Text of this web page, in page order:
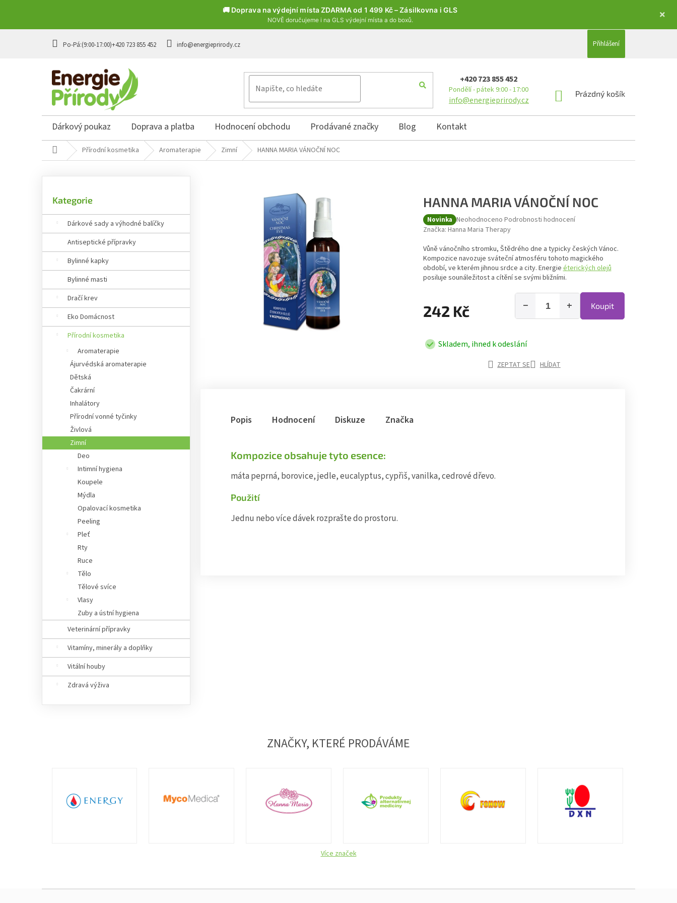
🚚 Doprava na výdejní místa ZDARMA od 1 499 Kč – Zásilkovna i GLS
NOVĚ doručujeme i na GLS výdejní místa a do boxů.
+420 723 855 452 info@energieprirody.cz Přihlášení
+420 723 855 452
Pondělí - pátek 9:00 - 17:00
info@energieprirody.cz
NÁKUPNÍ KOŠÍK
Prázdný košík
Dárkový poukaz Doprava a platba Hodnocení obchodu Prodávané značky Blog Kontakt
Domů Přírodní kosmetika Aromaterapie Zimní HANNA MARIA VÁNOČNÍ NOC
Kategorie
Dárkové sady a výhodné balíčky
Antiseptické přípravky
Bylinné kapky
Bylinné masti
Dračí krev
Eko Domácnost
Přírodní kosmetika
Aromaterapie
Ájurvédská aromaterapie
Dětská
Čakrární
Inhalátory
Přírodní vonné tyčinky
Živlová
Zimní
Deo
Intimní hygiena
Koupele
Mýdla
Opalovací kosmetika
Peeling
Pleť
Rty
Ruce
Tělo
Tělové svíce
Vlasy
Zuby a ústní hygiena
Veterinární přípravky
Vitamíny, minerály a doplňky
Vitální houby
Zdravá výživa
HANNA MARIA VÁNOČNÍ NOC
Novinka Průměrné hodnocení produktu je 0,0 z 5 hvězdiček.
Neohodnoceno Podrobnosti hodnocení
Značka: Hanna Maria Therapy
Vůně vánočního stromku, Štědrého dne a typicky českých Vánoc.
Kompozice navozuje sváteční atmosféru tohoto magického
období, ve kterém jihnou srdce a city. Energieéterických olejů
posiluje sounáležitost a cítění se svými bližními.
242 Kč +
− Koupit
Skladem, ihned k odeslání
ZEPTAT SE HLÍDAT
Popis Hodnocení Diskuze Značka
Kompozice obsahuje tyto esence:
máta peprná, borovice, jedle, eucalyptus, cypřiš, vanilka, cedrové dřevo.
Použití
Jednu nebo více dávek rozprašte do prostoru.
ZNAČKY, KTERÉ PRODÁVÁME
Více značek